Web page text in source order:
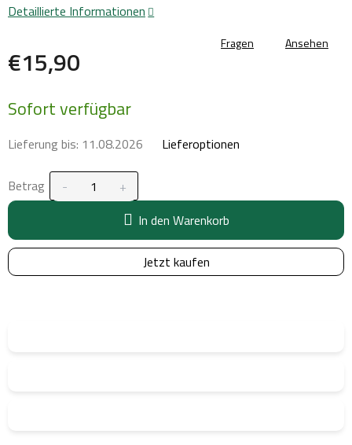
€15,90
Sofort verfügbar
Lieferung bis: 11.08.2026 Lieferoptionen
Betrag
In den Warenkorb
Jetzt kaufen
Detaillierte Informationen
Fragen Ansehen